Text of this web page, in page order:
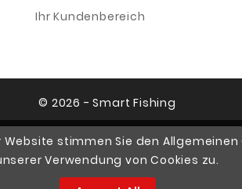
stimmen Sie den
Verwendung von Cookies zu.
Ihr Kundenbereich
© 2026 - Smart Fishing